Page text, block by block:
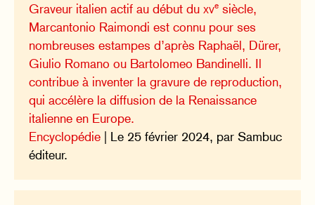
Graveur italien actif au début duxve siècle,
Marcantonio Raimondi est connu pour ses
nombreuses estampes d’après Raphaël, Dürer,
Giulio Romano ou Bartolomeo Bandinelli. Il
contribue à inventer la gravure de reproduction,
qui accélère la diffusion de la Renaissance
italienne en Europe.
Encyclopédie | Le 25 février 2024, par Sambuc
éditeur.